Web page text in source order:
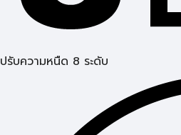
ปรับความหนืด 8 ระดับ